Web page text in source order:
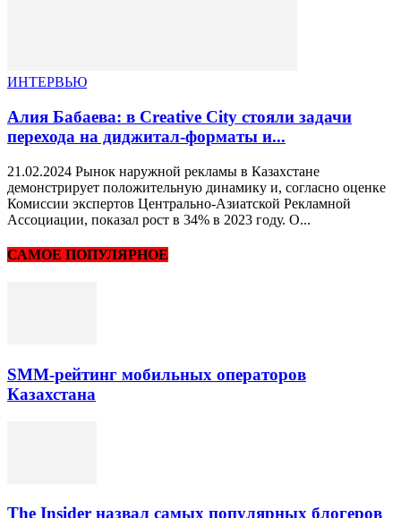
ИНТЕРВЬЮ
Алия Бабаева: в Creative City стояли задачи
перехода на диджитал-форматы и...
21.02.2024 Рынок наружной рекламы в Казахстане
демонстрирует положительную динамику и, согласно оценке
Комиссии экспертов Центрально-Азиатской Рекламной
Ассоциации, показал рост в 34% в 2023 году. О...
САМОЕ ПОПУЛЯРНОЕ
SMM-рейтинг мобильных операторов
Казахстана
The Insider назвал самых популярных блогеров